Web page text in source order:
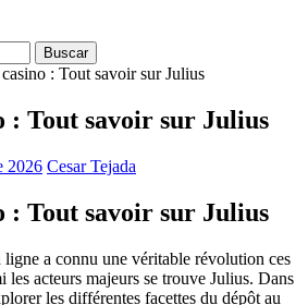
Buscar
: Tout savoir sur Julius
: Tout savoir sur Julius
2026 Cesar Tejada
: Tout savoir sur Julius
ligne a connu une véritable révolution ces
les acteurs majeurs se trouve Julius. Dans
les différentes facettes du dépôt au